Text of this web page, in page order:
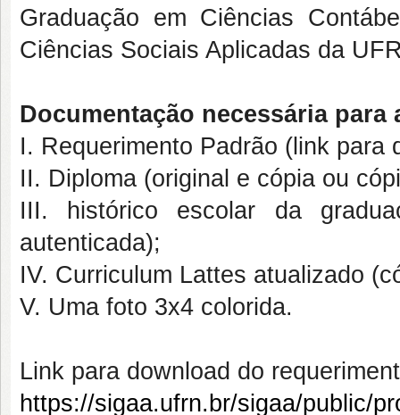
Graduação em Ciências
Ciências Sociais Aplicadas da
Documentação necessária para
I. Requerimento Padrão (link para
II. Diploma (original e cópia ou
III. histórico escolar da
autenticada);
IV. Curriculum Lattes atualizado
V. Uma foto 3x4 colorida.
Link para download do
https://sigaa.ufrn.br/sigaa/public/